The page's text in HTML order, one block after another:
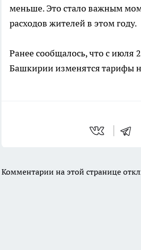
меньше. Это стало важным
расходов жителей в этом году.
Ранее сообщалось, что с июля
Башкирии изменятся тарифы
Комментарии на этой странице